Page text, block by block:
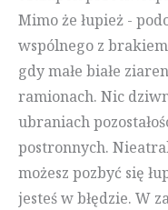
Mimo że łupież -
wspólnego z
gdy małe białe
ramionach. Nic
ubraniach
postronnych.
możesz pozbyć się
jesteś w błędzie. W